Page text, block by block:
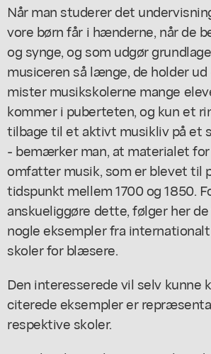
Når man studerer det
vore børn får i hænderne, når de
og synge, og som udgør
musiceren så længe, de holder ud
mister musikskolerne mange
kommer i puberteten, og kun et
tilbage til et aktivt musikliv på et
- bemærker man, at materialet
omfatter musik, som er blevet til
tidspunkt mellem 1700 og 1850.
anskueliggøre dette, følger her
nogle eksempler fra
skoler for blæsere.
Den interesserede vil selv kunne
citerede eksempler er
respektive skoler.